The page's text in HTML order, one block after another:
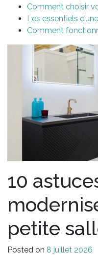
Comment choisir
Les essentiels
Comment
10
petite
Posted on 8 juillet 2026